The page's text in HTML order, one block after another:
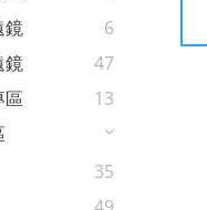
鏡
6
鏡
47
區
13
35